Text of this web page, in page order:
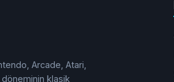
Arcade, Atari,
klasik